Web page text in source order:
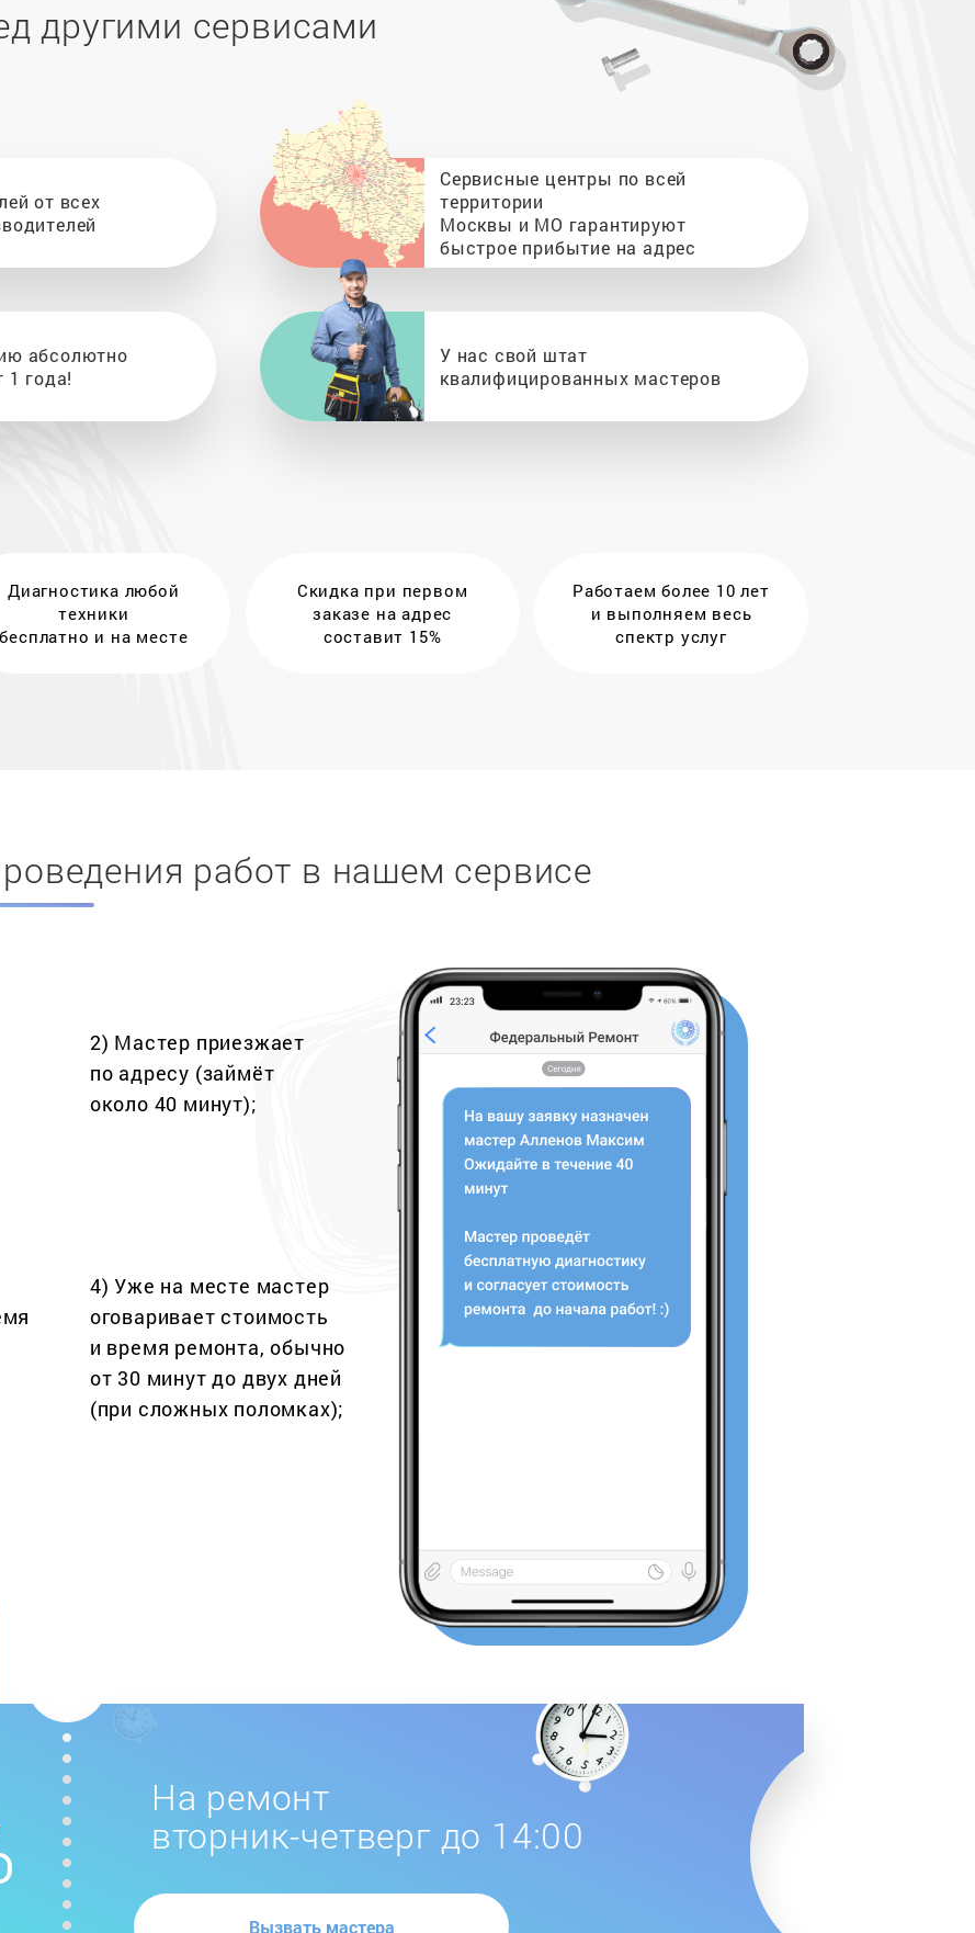
другими сервисами
от всех
Сервисные центры по всей
территории
Москвы и МО гарантируют
быстрое прибытие на адрес
абсолютно
1 года!
У нас свой штат
квалифицированных мастеров
Диагностика любой
техники
бесплатно и на месте
Скидка при первом
заказе на адрес
составит 15%
Работаем более 10 лет
и выполняем весь
спектр услуг
работ в нашем сервисе
2) Мастер приезжает
по адресу (займёт
около 40 минут);
4) Уже на месте мастер
оговаривает стоимость
и время ремонта, обычно
от 30 минут до двух дней
(при сложных поломках);
На ремонт
вторник-четверг до 14:00
Вызвать мастера